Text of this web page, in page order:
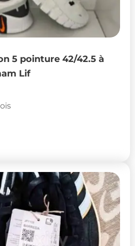
5 pointure 42/42.5 à
Lif